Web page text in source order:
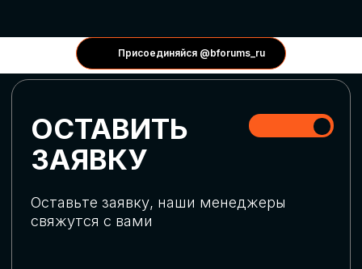
Присоединяйся @bforums_ru
ГЛОБАЛЬНАЯ
ЦИФРОВИЗАЦИЯ
актуальных трендов глобальной цифровой
трансформации. Узнаем о новых подходах
массовом использовании ИИ-
инструментов, обеспечении
ИСКУССТВЕННЫЙ